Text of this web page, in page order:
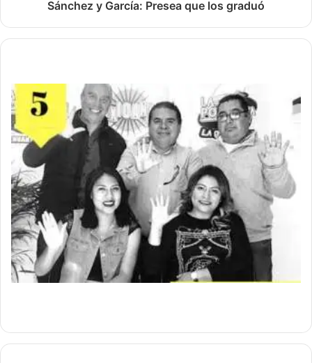
Sánchez y García: Presea que los graduó